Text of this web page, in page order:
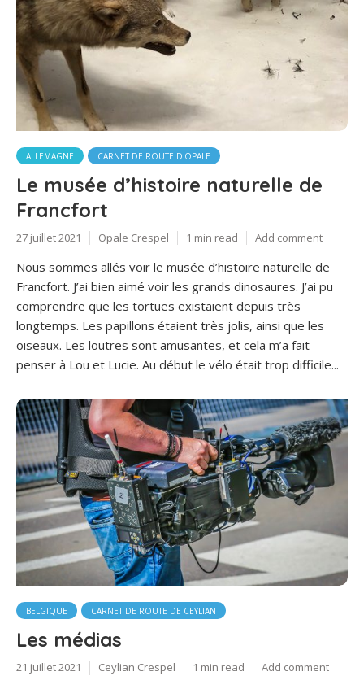
ALLEMAGNE CARNET DE ROUTE D'OPALE
Le musée d’histoire naturelle de
Francfort
27 juillet 2021 Opale Crespel 1 min read Add comment
Nous sommes allés voir le musée d’histoire naturelle de
Francfort. J’ai bien aimé voir les grands dinosaures. J’ai pu
comprendre que les tortues existaient depuis très
longtemps. Les papillons étaient très jolis, ainsi que les
oiseaux. Les loutres sont amusantes, et cela m’a fait
penser à Lou et Lucie. Au début le vélo était trop difficile...
BELGIQUE CARNET DE ROUTE DE CEYLIAN
Les médias
21 juillet 2021 Ceylian Crespel 1 min read Add comment